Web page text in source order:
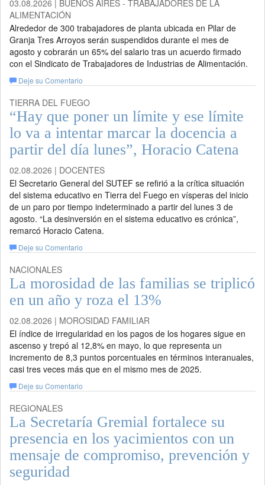
03.08.2026 | BUENOS AIRES - TRABAJADORES DE LA
ALIMENTACIÓN
Alrededor de 300 trabajadores de planta ubicada en Pilar de
Granja Tres Arroyos serán suspendidos durante el mes de
agosto y cobrarán un 65% del salario tras un acuerdo firmado
con el Sindicato de Trabajadores de Industrias de Alimentación.
Deje su Comentario
TIERRA DEL FUEGO
“Hay que poner un límite y ese límite
lo va a intentar marcar la docencia a
partir del día lunes”, Horacio Catena
02.08.2026 | DOCENTES
El Secretario General del SUTEF se refirió a la crítica situación
del sistema educativo en Tierra del Fuego en vísperas del inicio
de un paro por tiempo indeterminado a partir del lunes 3 de
agosto. “La desinversión en el sistema educativo es crónica”,
remarcó Horacio Catena.
Deje su Comentario
NACIONALES
La morosidad de las familias se triplicó
en un año y roza el 13%
02.08.2026 | MOROSIDAD FAMILIAR
El índice de irregularidad en los pagos de los hogares sigue en
ascenso y trepó al 12,8% en mayo, lo que representa un
incremento de 8,3 puntos porcentuales en términos interanuales,
casi tres veces más que en el mismo mes de 2025.
Deje su Comentario
REGIONALES
La Secretaría Gremial fortalece su
presencia en los yacimientos con un
mensaje de compromiso, prevención y
seguridad